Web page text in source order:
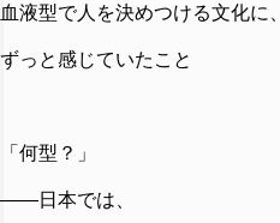
血液型で人を決めつける文化に、
ずっと感じていたこと
「何型？」
——日本では、